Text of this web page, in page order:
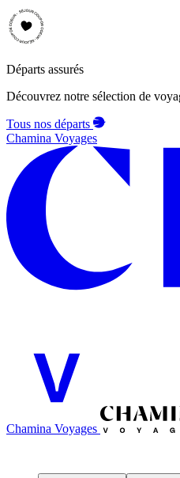
Départs assurés
Découvrez notre sélection de
Tous nos départs
Chamina Voyages
Chamina Voyages